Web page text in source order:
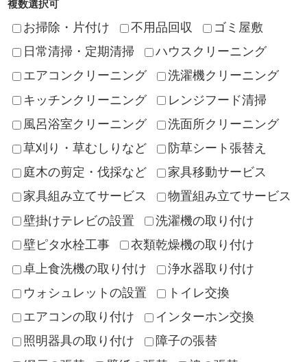
複数選択可
お掃除・片付け 不用品回収
ゴミ屋敷
日常清掃・定期清掃
ハウスクリーニング
エアコンクリーニング
洗濯機クリーニング
キッチンクリーニング
レンジフード清掃
風呂浴室クリーニング
洗面所クリーニング
草刈り・草むしりなど
防草シート張替え
庭木の剪定・伐採など
家具移動サービス
家具組み立てサービス
物置組み立てサービス
壁掛けテレビの設置
洗濯機の取り付け
壁ピタ水栓工事
衣類乾燥機の取り付け
卓上食洗機の取り付け
浄水器取り付け
ウォシュレットの設置
トイレ交換
エアコンの取り付け
インターホン交換
照明器具の取り付け
障子の張替